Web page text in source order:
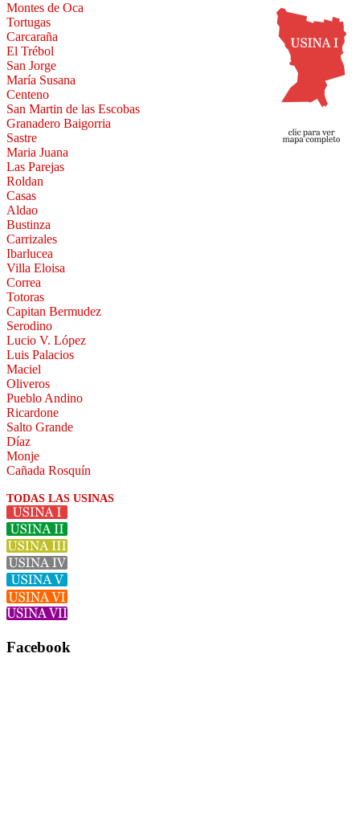
Montes de Oca
Tortugas
Carcaraña
El Trébol
San Jorge
María Susana
Centeno
San Martin de las Escobas
Granadero Baigorria
Sastre
Maria Juana
Las Parejas
Roldan
Casas
Aldao
Bustinza
Carrizales
Ibarlucea
Villa Eloisa
Correa
Totoras
Capitan Bermudez
Serodino
Lucio V. López
Luis Palacios
Maciel
Oliveros
Pueblo Andino
Ricardone
Salto Grande
Díaz
Monje
Cañada Rosquín
TODAS LAS USINAS
Facebook